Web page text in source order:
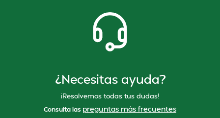
¿Necesitas ayuda?
¡Resolvemos todas tus dudas!
Consulta las preguntas más frecuentes